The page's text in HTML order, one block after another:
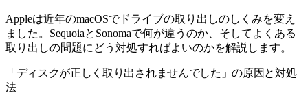
Appleは近年のmacOSでドライブの取り出しのしくみを変え
ました。SequoiaとSonomaで何が違うのか、そしてよくある
取り出しの問題にどう対処すればよいのかを解説します。
「ディスクが正しく取り出されませんでした」の原因と対処
法